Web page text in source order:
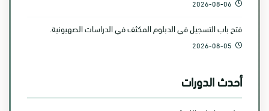
2026-08-06
فتح باب التسجيل في الدبلوم المكثف في الدراسات الصهيونية.
2026-08-05
أحدث الدورات